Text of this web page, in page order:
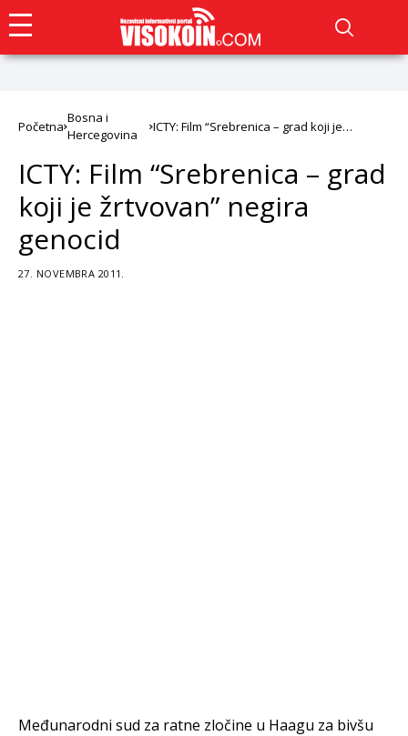
Početna
Bosna i
Hercegovina
ICTY: Film “Srebrenica – grad koji je
ICTY: Film “Srebrenica – grad
koji je žrtvovan” negira
genocid
27. NOVEMBRA 2011.
Međunarodni sud za ratne zločine u Haagu za bivšu